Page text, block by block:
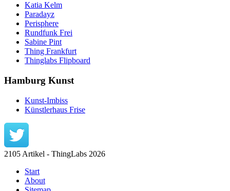
Katia Kelm
Paradayz
Perisphere
Rundfunk Frei
Sabine Pint
Thing Frankfurt
Thinglabs Flipboard
Hamburg Kunst
Kunst-Imbiss
Künstlerhaus Frise
2105 Artikel - ThingLabs 2026
Start
About